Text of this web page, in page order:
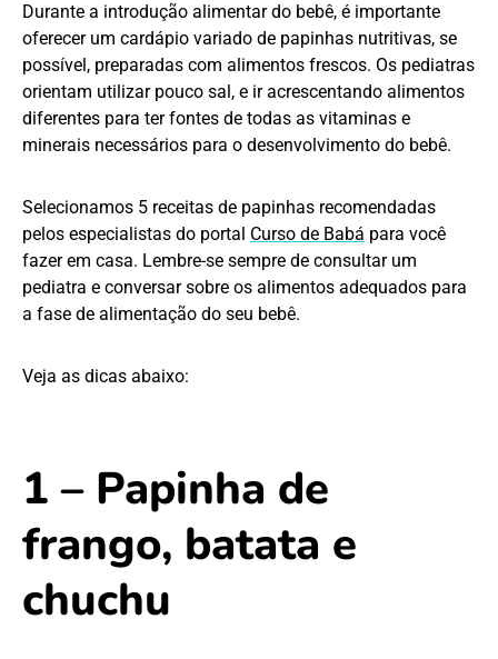
Durante a introdução alimentar do bebê, é importante
oferecer um cardápio variado de papinhas nutritivas, se
possível, preparadas com alimentos frescos. Os pediatras
orientam utilizar pouco sal, e ir acrescentando alimentos
diferentes para ter fontes de todas as vitaminas e
minerais necessários para o desenvolvimento do bebê.
Selecionamos 5 receitas de papinhas recomendadas
pelos especialistas do portal Curso de Babá para você
fazer em casa. Lembre-se sempre de consultar um
pediatra e conversar sobre os alimentos adequados para
a fase de alimentação do seu bebê.
Veja as dicas abaixo:
1 – Papinha de
frango, batata e
chuchu